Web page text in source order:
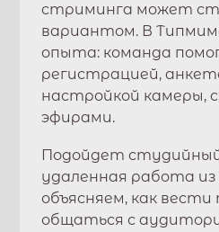
стриминга может
вариантом. ВТипми
опыта: команда
регистрацией,
настройкой камеры,
эфирами.
Подойдет
удаленная работа
объясняем, как
общаться с